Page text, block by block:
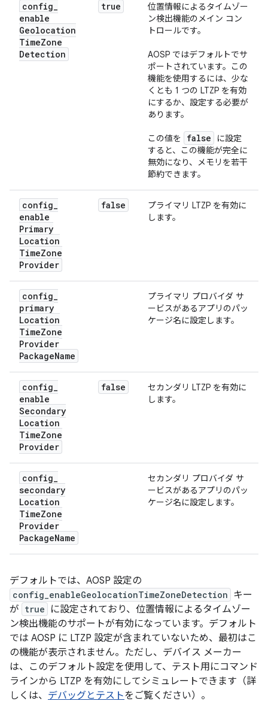
config_
enable
Geolocation
TimeZone
Detection
true
位置情報によるタイムゾー
ン検出機能のメイン コン
トロールです。
AOSP ではデフォルトでサ
ポートされています。この
機能を使用するには、少な
くとも 1 つの LTZP を有効
にするか、設定する必要が
あります。
この値を false
に設定
すると、この機能が完全に
無効になり、メモリを若干
節約できます。
config_
enable
Primary
Location
TimeZone
Provider
false
プライマリ LTZP を有効に
します。
config_
primary
Location
TimeZone
Provider
PackageName
プライマリ プロバイダ サ
ービスがあるアプリのパッ
ケージ名に設定します。
config_
enable
Secondary
Location
TimeZone
Provider
false
セカンダリ LTZP を有効に
します。
config_
secondary
Location
TimeZone
Provider
PackageName
セカンダリ プロバイダ サ
ービスがあるアプリのパッ
ケージ名に設定します。
デフォルトでは、AOSP 設定の
config_enableGeolocationTimeZoneDetection キー
が true
に設定されており、位置情報によるタイムゾー
ン検出機能のサポートが有効になっています。デフォルト
では AOSP に LTZP 設定が含まれていないため、最初はこ
の機能が表示されません。ただし、デバイス メーカー
は、このデフォルト設定を使用して、テスト用にコマンド
ラインから LTZP を有効にしてシミュレートできます（詳
しくは、 デバッグとテストをご覧ください）。